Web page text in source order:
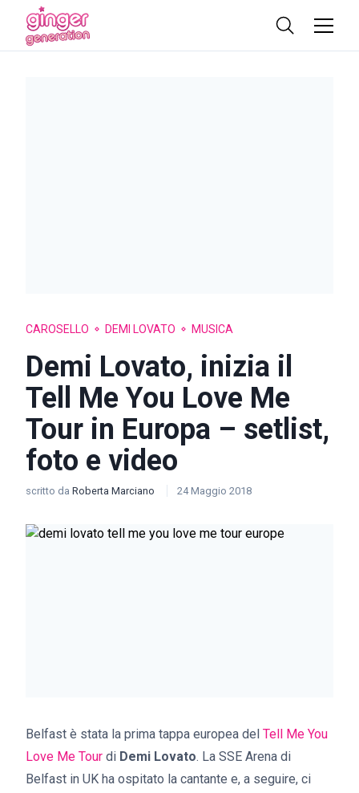
CAROSELLO DEMI LOVATO MUSICA
Demi Lovato, inizia il
Tell Me You Love Me
Tour in Europa – setlist,
foto e video
scritto da Roberta Marciano 24 Maggio 2018
Belfast è stata la prima tappa europea del Tell Me You
Love Me Tour di Demi Lovato. La SSE Arena di
Belfast in UK ha ospitato la cantante e, a seguire, ci